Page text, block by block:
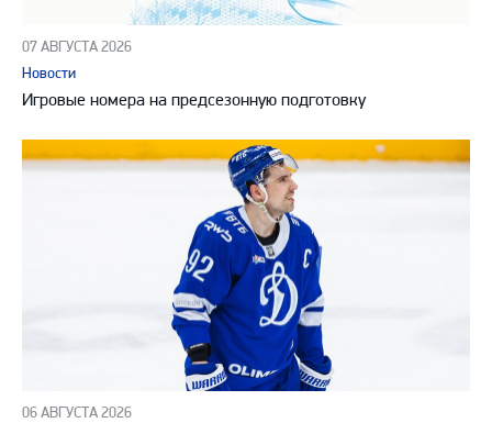
07 АВГУСТА 2026
Новости
Игровые номера на предсезонную подготовку
06 АВГУСТА 2026